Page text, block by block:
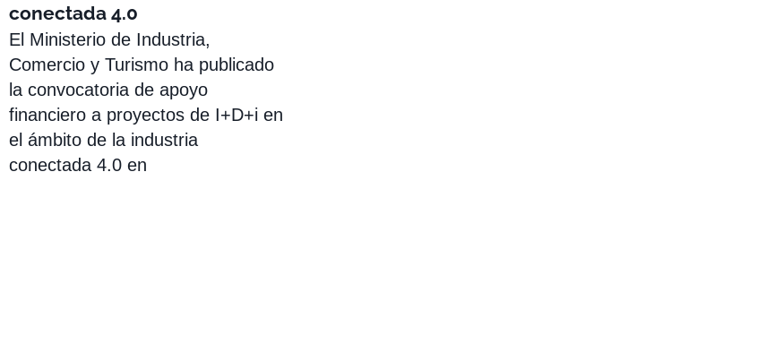
conectada 4.0
El Ministerio de Industria,
Comercio y Turismo ha publicado
la convocatoria de apoyo
financiero a proyectos de I+D+i en
el ámbito de la industria
conectada 4.0 en